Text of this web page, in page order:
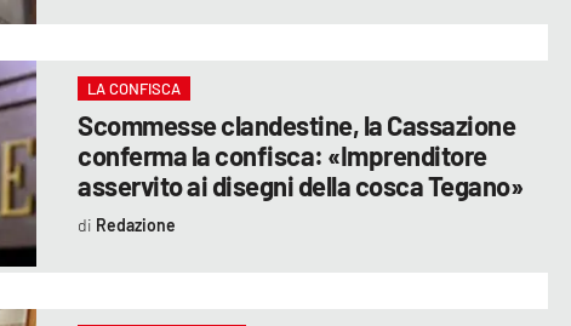
LA CONFISCA
Scommesse clandestine, la Cassazione
conferma la confisca: «Imprenditore
asservito ai disegni della cosca Tegano»
Redazione